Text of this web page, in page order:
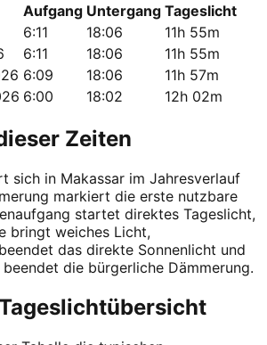
Aufgang Untergang Tageslicht
6:11 18:06
11h 55m
6:11 18:06
11h 55m
6:09 18:06
11h 57m
6:00 18:02 12h 02m
Zeiten
sich in Makassar im Jahresverlauf
markiert die erste nutzbare
startet direktes Tageslicht,
bringt weiches Licht,
das direkte Sonnenlicht und
die bürgerliche Dämmerung.